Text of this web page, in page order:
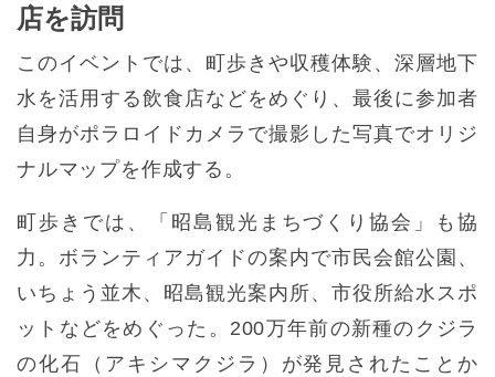
店を訪問
このイベントでは、町歩きや収穫体験、深層地下
水を活用する飲食店などをめぐり、最後に参加者
自身がポラロイドカメラで撮影した写真でオリジ
ナルマップを作成する。
町歩きでは、「昭島観光まちづくり協会」も協
力。ボランティアガイドの案内で市民会館公園、
いちょう並木、昭島観光案内所、市役所給水スポ
ットなどをめぐった。200万年前の新種のクジラ
の化石（アキシマクジラ）が発見されたことか